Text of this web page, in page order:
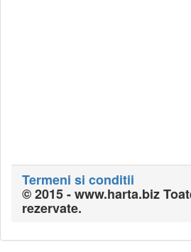
Termeni si conditii
© 2015 - www.harta.biz
rezervate.